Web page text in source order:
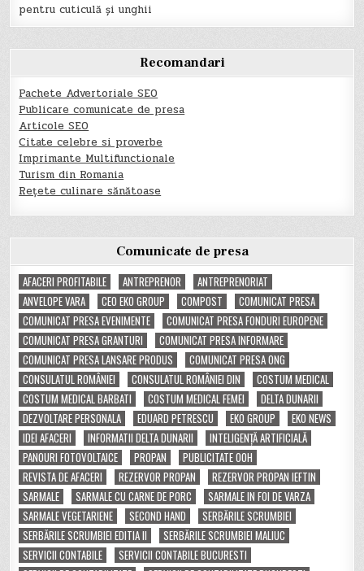
pentru cuticulă și unghii
Recomandari
Pachete Advertoriale SEO
Publicare comunicate de presa
Articole SEO
Citate celebre si proverbe
Imprimante Multifunctionale
Turism din Romania
Rețete culinare sănătoase
Comunicate de presa
AFACERI PROFITABILE
ANTREPRENOR
ANTREPRENORIAT
ANVELOPE VARA
CEO EKO GROUP COMPOST
COMUNICAT PRESA
COMUNICAT PRESA EVENIMENTE
COMUNICAT PRESA FONDURI EUROPENE
COMUNICAT PRESA GRANTURI
COMUNICAT PRESA INFORMARE
COMUNICAT PRESA LANSARE PRODUS
COMUNICAT PRESA ONG
CONSULATUL ROMÂNIEI
CONSULATUL ROMÂNIEI DIN
COSTUM MEDICAL
COSTUM MEDICAL BARBATI
COSTUM MEDICAL FEMEI
DELTA DUNARII
DEZVOLTARE PERSONALA
EDUARD PETRESCU EKO GROUP
EKO NEWS
IDEI AFACERI
INFORMATII DELTA DUNARII
INTELIGENȚĂ ARTIFICIALĂ
PANOURI FOTOVOLTAICE
PROPAN
PUBLICITATE OOH
REVISTA DE AFACERI
REZERVOR PROPAN
REZERVOR PROPAN IEFTIN
SARMALE
SARMALE CU CARNE DE PORC
SARMALE IN FOI DE VARZA
SARMALE VEGETARIENE
SECOND HAND
SERBĂRILE SCRUMBIEI
SERBĂRILE SCRUMBIEI EDITIA II
SERBĂRILE SCRUMBIEI MALIUC
SERVICII CONTABILE
SERVICII CONTABILE BUCURESTI